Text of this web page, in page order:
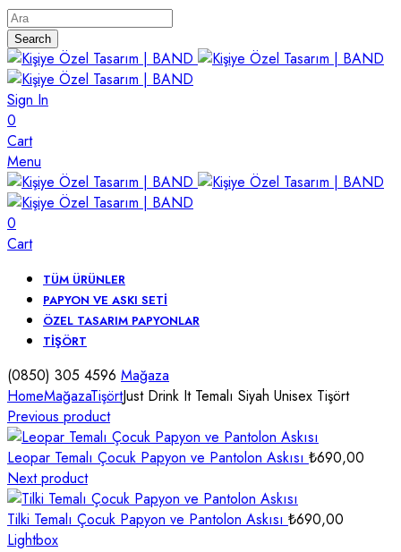
Search
Sign In
0
Cart
Menu
0
Cart
TÜM ÜRÜNLER
PAPYON VE ASKI SETI
ÖZEL TASARIM PAPYONLAR
TIŞÖRT
(0850) 305 4596 Mağaza
HomeMağazaTişörtJust Drink It Temalı Siyah Unisex Tişört
Previous product
Leopar Temalı Çocuk Papyon ve Pantolon Askısı ₺690,00
Next product
Tilki Temalı Çocuk Papyon ve Pantolon Askısı ₺690,00
Lightbox